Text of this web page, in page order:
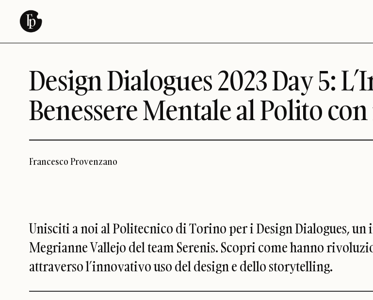
contenuto
Design Dialogues 2023 Day 5:
Benessere Mentale al Polito
Francesco Provenzano
Unisciti a noi al Politecnico di Torino per i Design Dialogues,
Megrianne Vallejo del team Serenis. Scopri come hanno
attraverso l’innovativo uso del design e dello storytelling.